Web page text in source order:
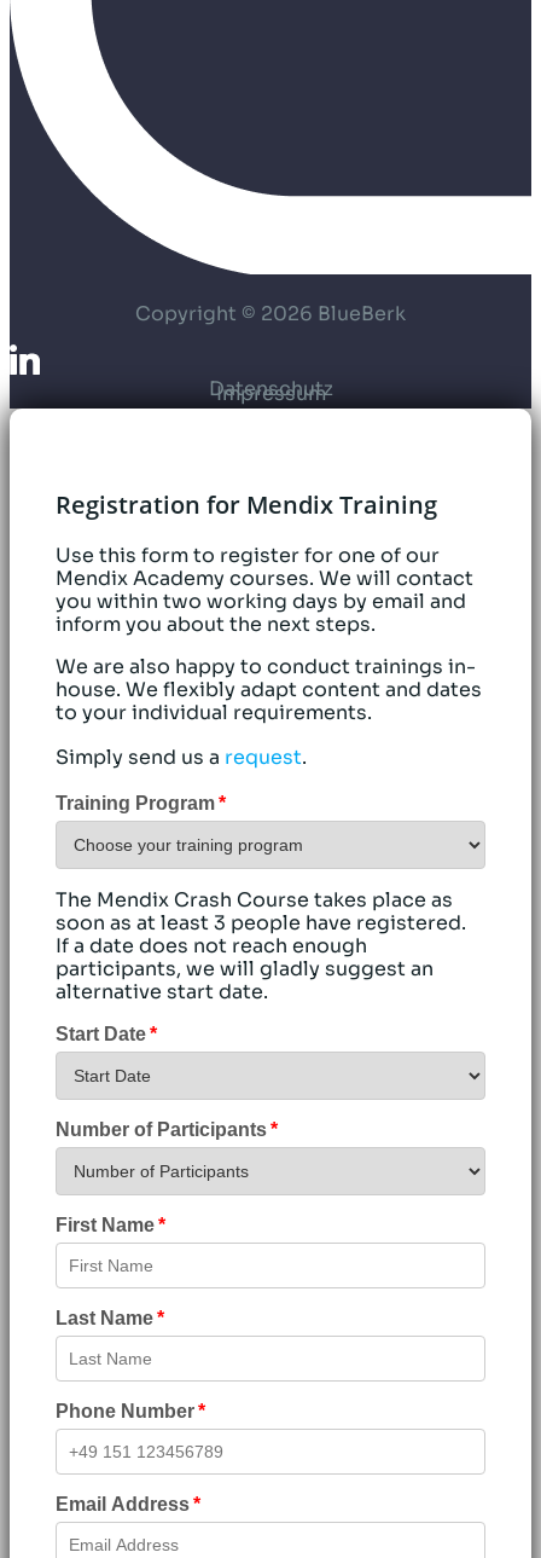
Copyright © 2026 BlueBerk
Datenschutz
Impressum
Registration for Mendix Training
Use this form to register for one of our
Mendix Academy courses. We will contact
you within two working days by email and
inform you about the next steps.
We are also happy to conduct trainings in-
house. We flexibly adapt content and dates
to your individual requirements.
Simply send us a request.
Training Program
The Mendix Crash Course takes place as
soon as at least 3 people have registered.
If a date does not reach enough
participants, we will gladly suggest an
alternative start date.
Start Date
Number of Participants
First Name
Last Name
Phone Number
Email Address